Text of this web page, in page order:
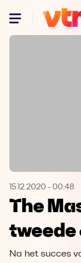
Oeps,
15.12.2020 - 00:48
The
Na het succes